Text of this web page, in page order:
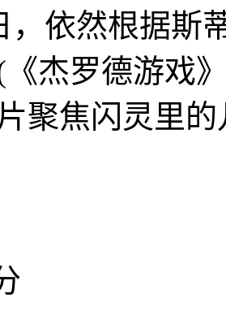
，依然根据斯
杰罗德游戏
聚焦闪灵里的